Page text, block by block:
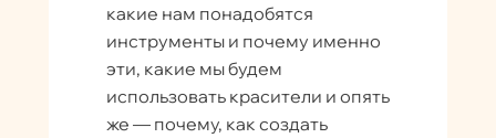
какие нам понадобятся
инструменты и почему именно
эти, какие мы будем
использовать красители и опять
же — почему, как создать